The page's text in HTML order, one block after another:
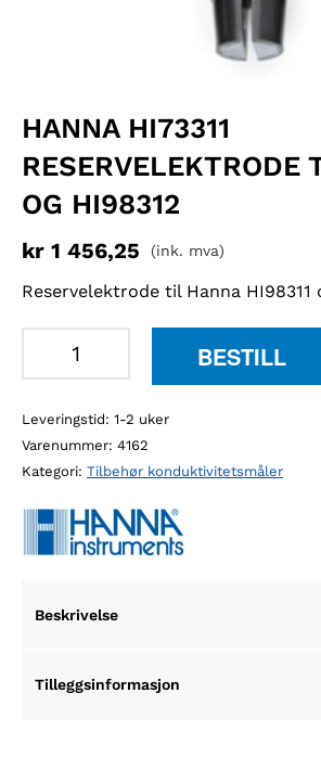
HANNA HI73311
RESERVELEKTRODE
OG HI98312
kr 1 456,25 (ink. mva)
Reservelektrode til Hanna HI98311
til
HI98311
og
HI98312
BESTILL
Leveringstid: 1-2 uker
Varenummer: 4162
Kategori: Tilbehør konduktivitetsmåler
Beskrivelse
Tilleggsinformasjon